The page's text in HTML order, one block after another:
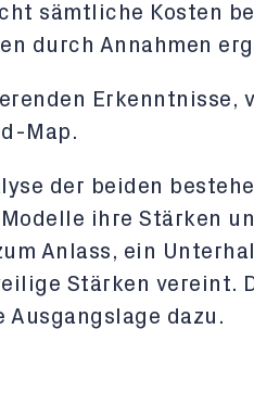
sämtliche Kosten
durch Annahmen
Erkenntnisse,
Map.
der beiden
ihre Stärken
Anlass, ein
Stärken vereint.
dazu.